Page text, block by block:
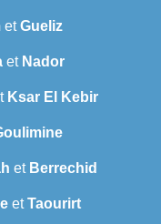
etGueliz
et Nador
Ksar El Kebir
et Berrechid
etTaourirt